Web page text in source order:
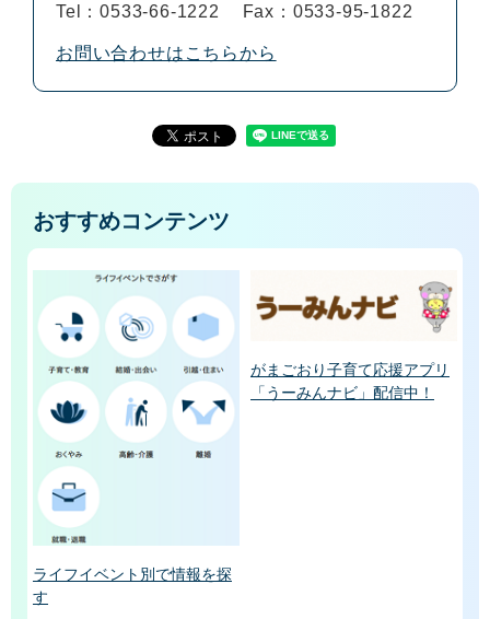
Tel：0533-66-1222
Fax：0533-95-1822
お問い合わせはこちらから
おすすめコンテンツ
ライフイベント別で情報を探
す
がまごおり子育て応援アプリ
「うーみんナビ」配信中！